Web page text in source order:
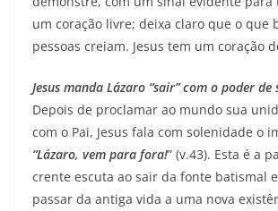
um coração livre; deixa claro que o que
pessoas creiam. Jesus tem um coração
Jesus manda Lázaro “sair” com o poder de
Depois de proclamar ao mundo sua
com o Pai, Jesus fala com solenidade o
“Lázaro, vem para fora!” (v.43). Esta é a
crente escuta ao sair da fonte batismal
passar da antiga vida a uma nova